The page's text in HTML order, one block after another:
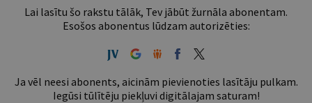
Lai lasītu šo rakstu tālāk, Tev jābūt žurnāla abonentam.
Esošos abonentus lūdzam autorizēties:
Ja vēl neesi abonents, aicinām pievienoties lasītāju pulkam.
Iegūsi tūlītēju piekļuvi digitālajam saturam!